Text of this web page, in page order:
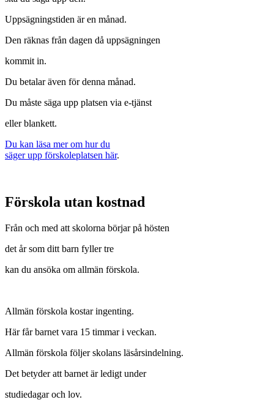
Uppsägningstiden är en månad.
Den räknas från dagen då uppsägningen
kommit in.
Du betalar även för denna månad.
Du måste säga upp platsen via e-tjänst
eller blankett.
Du kan läsa mer om hur du
säger upp förskoleplatsen här.
Förskola utan kostnad
Från och med att skolorna börjar på hösten
det år som ditt barn fyller tre
kan du ansöka om allmän förskola.
Allmän förskola kostar ingenting.
Här får barnet vara 15 timmar i veckan.
Allmän förskola följer skolans läsårsindelning.
Det betyder att barnet är ledigt under
studiedagar och lov.